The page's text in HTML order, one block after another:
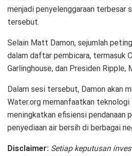
menjadi penyelenggaraan terbesar
tersebut.
Selain Matt Damon, sejumlah
dalam daftar pembicara, termasuk
Garlinghouse, dan Presiden Ripple,
Dalam sesi tersebut, Damon akan
Water.org memanfaatkan teknologi
meningkatkan efisiensi pendanaan
penyediaan air bersih di berbagai
Disclaimer: Setiap keputusan